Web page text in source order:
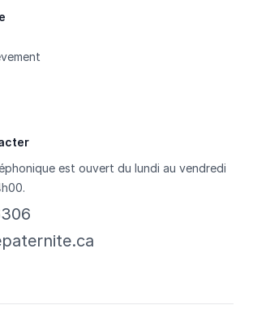
est ouvert du lundi au vendredi